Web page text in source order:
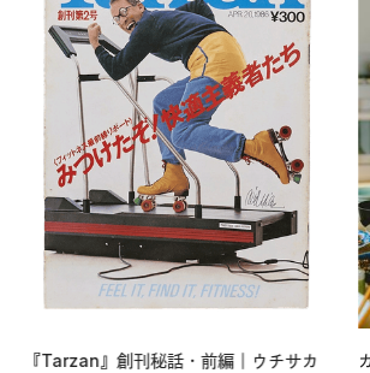
『Tarzan』創刊秘話・前編｜ウチサカ